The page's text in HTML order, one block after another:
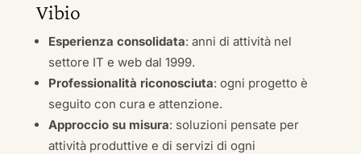
Vibio
Esperienza consolidata: anni di attività nel
settore IT e web dal 1999.
Professionalità riconosciuta: ogni progetto è
seguito con cura e attenzione.
Approccio su misura: soluzioni pensate per
attività produttive e di servizi di ogni